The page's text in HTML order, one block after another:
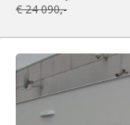
€ 24 090,-